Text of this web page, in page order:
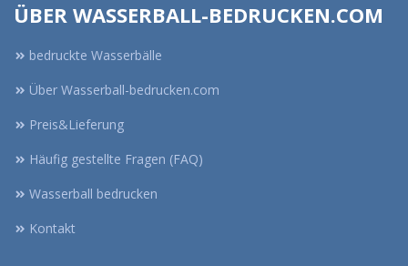
ÜBER WASSERBALL-BEDRUCKEN.COM
bedruckte Wasserbälle
Über Wasserball-bedrucken.com
Preis&Lieferung
Häufig gestellte Fragen (FAQ)
Wasserball bedrucken
Kontakt